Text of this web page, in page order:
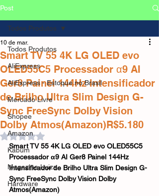
Post
Todos Produtos
AliExpress
AliExpress - Estoque no Brasil
Mercado Livre
Shopee
Amazon
Kabum
Magazine Luiza
Hardware
Todos Produtos
Smart TV 55 4K LG OLED evo
OLED55C5 Processador α9 AI
Ger8 Painel 144Hz Intensificador
de Brilho Ultra Slim Design G-
Sync FreeSync Dolby Vision
Dolby Atmos(Amazon)R$5.180
10 de mar.
Avaliado com NaN de 5 estrelas.
Smart TV 55 4K LG OLED evo OLED55C5
Processador α9 AI Ger8 Painel 144Hz
Intensificador de Brilho Ultra Slim Design G-
Sync FreeSync Dolby Vision Dolby
Atmos(Amazon)